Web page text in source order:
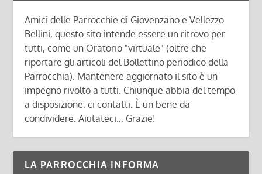
Amici delle Parrocchie di Giovenzano e Vellezzo
Bellini, questo sito intende essere un ritrovo per
tutti, come un Oratorio "virtuale" (oltre che
riportare gli articoli del Bollettino periodico della
Parrocchia). Mantenere aggiornato il sito è un
impegno rivolto a tutti. Chiunque abbia del tempo
a disposizione, ci contatti. È un bene da
condividere. Aiutateci... Grazie!
LA PARROCCHIA INFORMA